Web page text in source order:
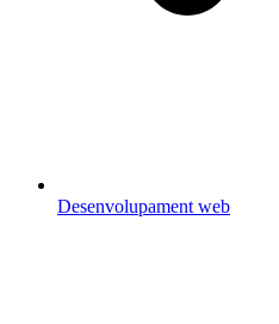
Desenvolupament web